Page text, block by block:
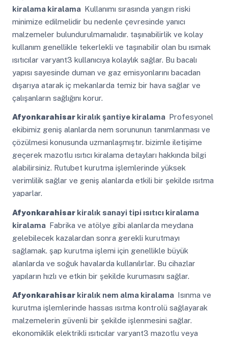
kiralama kiralama Kullanımı sırasında yangın riski
minimize edilmelidir bu nedenle çevresinde yanıcı
malzemeler bulundurulmamalıdır. taşınabilirlik ve kolay
kullanım genellikle tekerlekli ve taşınabilir olan bu ısımak
ısıtıcılar varyant3 kullanıcıya kolaylık sağlar. Bu bacalı
yapısı sayesinde duman ve gaz emisyonlarını bacadan
dışarıya atarak iç mekanlarda temiz bir hava sağlar ve
çalışanların sağlığını korur.
Afyonkarahisarkiralık şantiye kiralama Profesyonel
ekibimiz geniş alanlarda nem sorununun tanımlanması ve
çözülmesi konusunda uzmanlaşmıştır. bizimle iletişime
geçerek mazotlu ısıtıcı kiralama detayları hakkında bilgi
alabilirsiniz. Rutubet kurutma işlemlerinde yüksek
verimlilik sağlar ve geniş alanlarda etkili bir şekilde ısıtma
yaparlar.
Afyonkarahisarkiralık sanayi tipi ısıtıcı kiralama
kiralama Fabrika ve atölye gibi alanlarda meydana
gelebilecek kazalardan sonra gerekli kurutmayı
sağlamak. şap kurutma işlemi için genellikle büyük
alanlarda ve soğuk havalarda kullanılırlar. Bu cihazlar
yapıların hızlı ve etkin bir şekilde kurumasını sağlar.
Afyonkarahisarkiralık nem alma kiralama Isınma ve
kurutma işlemlerinde hassas ısıtma kontrolü sağlayarak
malzemelerin güvenli bir şekilde işlenmesini sağlar.
ekonomiklik elektrikli ısıtıcılar varyant3 mazotlu veya